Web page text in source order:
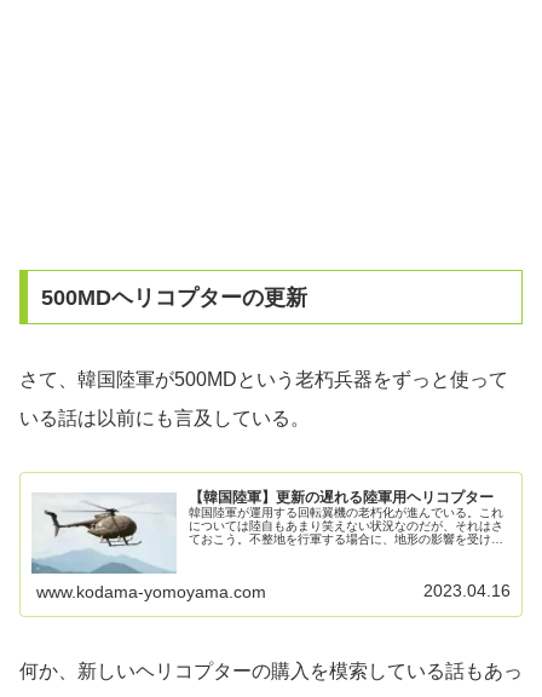
500MDヘリコプターの更新
さて、韓国陸軍が500MDという老朽兵器をずっと使って
いる話は以前にも言及している。
【韓国陸軍】更新の遅れる陸軍用ヘリコプター
韓国陸軍が運用する回転翼機の老朽化が進んでいる。これ
については陸自もあまり笑えない状況なのだが、それはさ
ておこう。不整地を行軍する場合に、地形の影響を受けに
www.kodama-yomoyama.com 2023.04.16
何か、新しいヘリコプターの購入を模索している話もあっ